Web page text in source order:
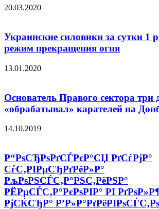
20.03.2020
Украинские силовики за сутки 1
режим прекращения огня
13.01.2020
Основатель Правого сектора три
«обрабатывал» карателей на
14.10.2019
Р“РѕСЂРѕРґСЃРєР°СЏ РґСѓРјР°
СѓС‚РІРµСЂРґРёР»Р°
РљРѕРЅСЃС‚Р°РЅС‚РёРЅР°
РЁРµСЃС‚Р°РєРѕРІР° РІ
РјСЌСЂР°